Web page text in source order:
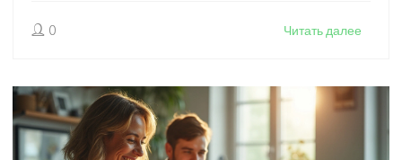
обновления, направленные на улучшение долговечности
значительных финансовых вложений. Разобраться в
отличиях между этими двумя видами ремонта поможет
подробный анализ характеристик и примеров,
0 Читать далее